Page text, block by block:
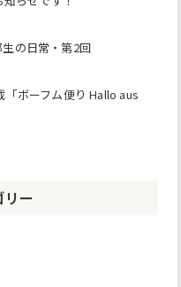
の日常・第2回
「ボーフム便り Hallo aus
ー